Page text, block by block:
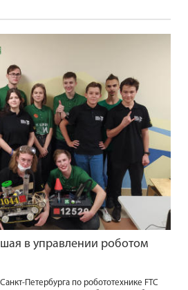
в управлении роботом
Петербурга по робототехнике FTC